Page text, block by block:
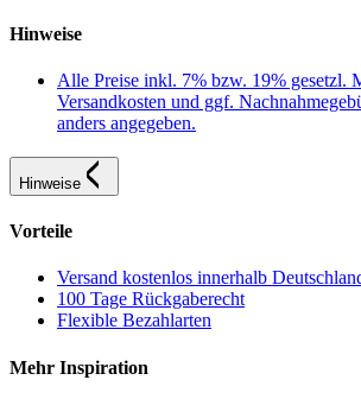
Hinweise
Alle Preise inkl. 7% bzw. 19% gesetzl.
Versandkosten und ggf.
anders angegeben.
Hinweise
Vorteile
Versand kostenlos innerhalb
100 Tage Rückgaberecht
Flexible Bezahlarten
Mehr Inspiration